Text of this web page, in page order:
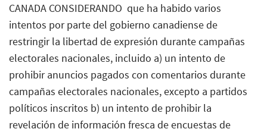
CANADA CONSIDERANDO  que ha habido varios
intentos por parte del gobierno canadiense de
restringir la libertad de expresión durante campañas
electorales nacionales, incluido a) un intento de
prohibir anuncios pagados con comentarios durante
campañas electorales nacionales, excepto a partidos
políticos inscritos b) un intento de prohibir la
revelación de información fresca de encuestas de